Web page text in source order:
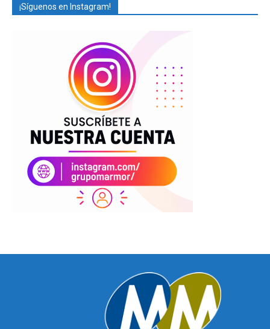
¡Síguenos en Instagram!